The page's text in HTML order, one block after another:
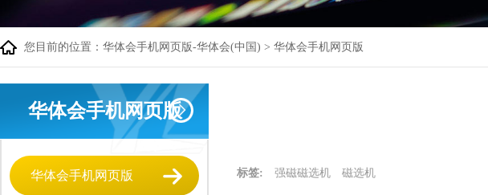
您目前的位置： 华体会手机网页版-华体会(中国) > 华体会手机网页版
华体会手机网页版
华体会手机网页版 标签: 强磁磁选机 磁选机